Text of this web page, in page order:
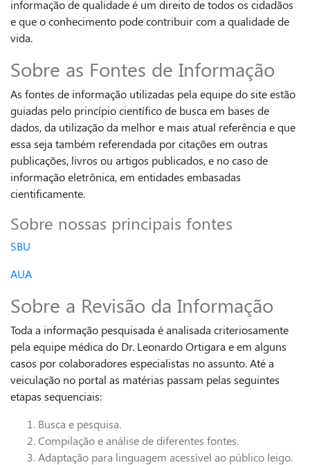
informação de qualidade é um direito de todos os cidadãos
e que o conhecimento pode contribuir com a qualidade de
vida.
Sobre as Fontes de Informação
As fontes de informação utilizadas pela equipe do site estão
guiadas pelo princípio científico de busca em bases de
dados, da utilização da melhor e mais atual referência e que
essa seja também referendada por citações em outras
publicações, livros ou artigos publicados, e no caso de
informação eletrônica, em entidades embasadas
cientificamente.
Sobre nossas principais fontes
SBU
AUA
Sobre a Revisão da Informação
Toda a informação pesquisada é analisada criteriosamente
pela equipe médica do Dr. Leonardo Ortigara e em alguns
casos por colaboradores especialistas no assunto. Até a
veiculação no portal as matérias passam pelas seguintes
etapas sequenciais:
Busca e pesquisa.
Compilação e análise de diferentes fontes.
Adaptação para linguagem acessível ao público leigo.